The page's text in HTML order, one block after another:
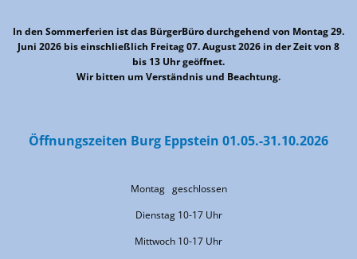
In den Sommerferien ist das BürgerBüro durchgehend von Montag 29.
Juni 2026 bis einschließlich Freitag 07. August 2026 in der Zeit von 8
bis 13 Uhr geöffnet.
Wir bitten um Verständnis und Beachtung.
Öffnungszeiten Burg Eppstein 01.05.-31.10.2026
Montag geschlossen
Dienstag 10-17 Uhr
Mittwoch 10-17 Uhr